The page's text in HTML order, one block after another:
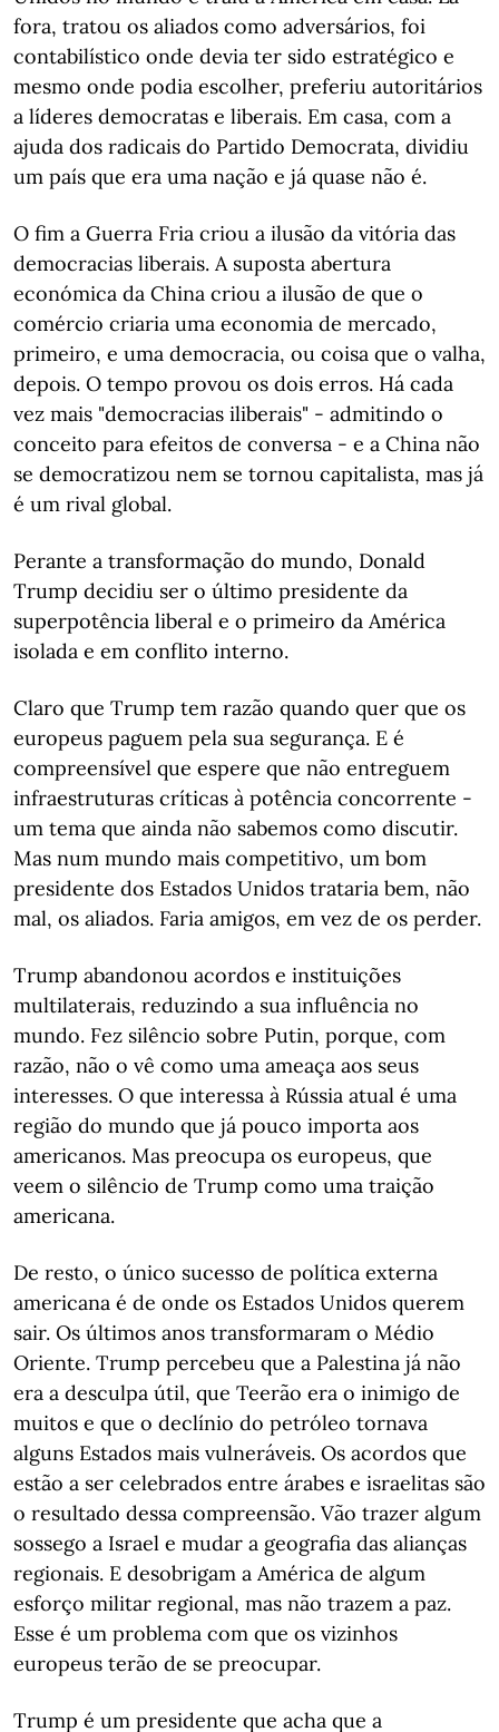
fora, tratou os aliados como adversários, foi
contabilístico onde devia ter sido estratégico e
mesmo onde podia escolher, preferiu autoritários
a líderes democratas e liberais. Em casa, com a
ajuda dos radicais do Partido Democrata, dividiu
um país que era uma nação e já quase não é.
O fim a Guerra Fria criou a ilusão da vitória das
democracias liberais. A suposta abertura
económica da China criou a ilusão de que o
comércio criaria uma economia de mercado,
primeiro, e uma democracia, ou coisa que o valha,
depois. O tempo provou os dois erros. Há cada
vez mais "democracias iliberais" - admitindo o
conceito para efeitos de conversa - e a China não
se democratizou nem se tornou capitalista, mas já
é um rival global.
Perante a transformação do mundo, Donald
Trump decidiu ser o último presidente da
superpotência liberal e o primeiro da América
isolada e em conflito interno.
Claro que Trump tem razão quando quer que os
europeus paguem pela sua segurança. E é
compreensível que espere que não entreguem
infraestruturas críticas à potência concorrente -
um tema que ainda não sabemos como discutir.
Mas num mundo mais competitivo, um bom
presidente dos Estados Unidos trataria bem, não
mal, os aliados. Faria amigos, em vez de os perder.
Trump abandonou acordos e instituições
multilaterais, reduzindo a sua influência no
mundo. Fez silêncio sobre Putin, porque, com
razão, não o vê como uma ameaça aos seus
interesses. O que interessa à Rússia atual é uma
região do mundo que já pouco importa aos
americanos. Mas preocupa os europeus, que
veem o silêncio de Trump como uma traição
americana.
De resto, o único sucesso de política externa
americana é de onde os Estados Unidos querem
sair. Os últimos anos transformaram o Médio
Oriente. Trump percebeu que a Palestina já não
era a desculpa útil, que Teerão era o inimigo de
muitos e que o declínio do petróleo tornava
alguns Estados mais vulneráveis. Os acordos que
estão a ser celebrados entre árabes e israelitas são
o resultado dessa compreensão. Vão trazer algum
sossego a Israel e mudar a geografia das alianças
regionais. E desobrigam a América de algum
esforço militar regional, mas não trazem a paz.
Esse é um problema com que os vizinhos
europeus terão de se preocupar.
Trump é um presidente que acha que a